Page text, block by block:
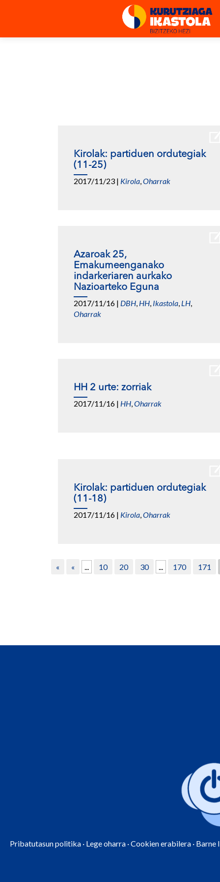
Kirolak: partiduen ordutegiak
(11-25)
2017/11/23 | Kirola,Oharrak
Azaroak 25,
Emakumeenganako
indarkeriaren aurkako
Nazioarteko Eguna
2017/11/16 | DBH, HH, Ikastola, LH,
Oharrak
HH 2 urte: zorriak
2017/11/16 | HH,Oharrak
Kirolak: partiduen ordutegiak
(11-18)
2017/11/16 | Kirola,Oharrak
« « ... 10 20 30 ... 170 171
Pribatutasun politika · Lege oharra ·Cookien erabilera · Barne